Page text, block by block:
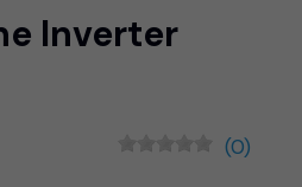
Inverter
(0)